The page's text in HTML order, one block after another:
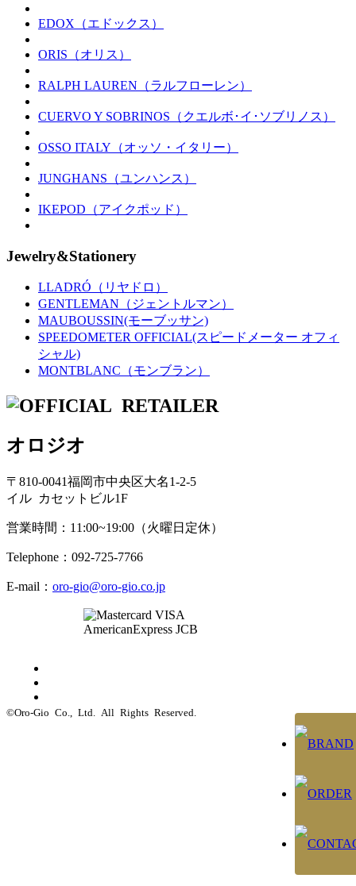
EDOX（エドックス）
ORIS（オリス）
RALPH LAUREN（ラルフローレン）
CUERVO Y SOBRINOS（クエルボ･イ･ソブリノス）
OSSO ITALY（オッソ・イタリー）
JUNGHANS（ユンハンス）
IKEPOD（アイクポッド）
Jewelry&Stationery
LLADRÓ（リヤドロ）
GENTLEMAN（ジェントルマン）
MAUBOUSSIN(モーブッサン)
SPEEDOMETER OFFICIAL(スピードメーター オフィ
シャル)
MONTBLANC（モンブラン）
オロジオ
〒810-0041福岡市中央区大名1-2-5
イル カセットビル1F
営業時間：11:00~19:00（火曜日定休）
Telephone：092-725-7766
E-mail： oro-gio@oro-gio.co.jp
©Oro-Gio Co., Ltd. All Rights Reserved.